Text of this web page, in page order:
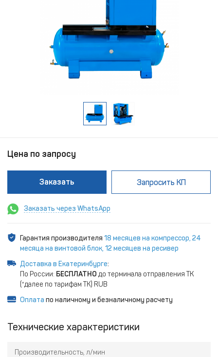
Цена по запросу
Заказать Запросить КП
Заказать через WhatsApp
Гарантия производителя 18 месяцев на компрессор, 24
месяца на винтовой блок, 12 месяцев на ресивер
Доставка в Екатеринбурге:
По России: БЕСПЛАТНО до терминала отправления ТК
(*далее по тарифам ТК) RUB
Оплата по наличному и безналичному расчету
Технические характеристики
Производительность, л/мин